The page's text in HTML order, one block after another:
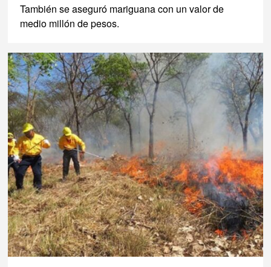
También se aseguró mariguana con un valor de
medio millón de pesos.